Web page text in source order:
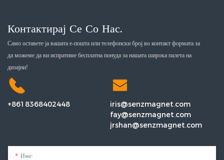
Контактирај Се Со Нас.
Само оставете ја вашата е-пошта или телефонски број во контакт формата за
да можеме да ви испратиме бесплатна понуда за нашата широка палета на
дизајни!
+8618368402448
iris@senzmagnet.com
fay@senzmagnet.com
jrshan@senzmagnet.com
Име: